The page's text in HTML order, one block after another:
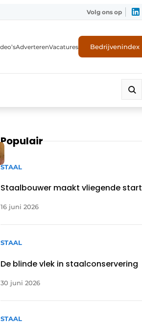
Volg ons op
AdverterenVacatures Bedrijvenindex
Populair
STAAL
Staalbouwer maakt vliegende start
16 juni 2026
STAAL
De blinde vlek in staalconservering
30 juni 2026
STAAL